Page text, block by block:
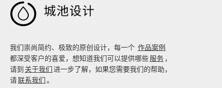

我们崇尚简约、极致的原创设计，每一个 作品案例
都深受客户的喜爱，想知道我们可以提供哪些服务 ，
请到 关于我们进一步了解，如果您需要我们的帮助，
请联系我们。